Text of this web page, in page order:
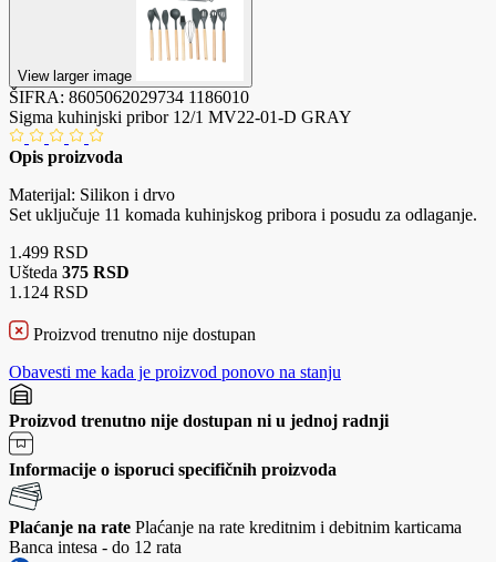
View larger image
ŠIFRA: 8605062029734 1186010
Sigma kuhinjski pribor 12/1 MV22-01-D GRAY
Opis proizvoda
Materijal: Silikon i drvo
Set uključuje 11 komada kuhinjskog pribora i posudu za odlaganje.
1.499 RSD
Ušteda 375 RSD
1.124 RSD
Proizvod trenutno nije dostupan
Obavesti me kada je proizvod ponovo na stanju
Proizvod trenutno nije dostupan ni u jednoj radnji
Informacije o isporuci specifičnih proizvoda
Plaćanje na rate Plaćanje na rate kreditnim i debitnim karticama
Banca intesa - do 12 rata